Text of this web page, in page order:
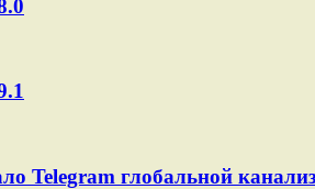
Telegram глобальной